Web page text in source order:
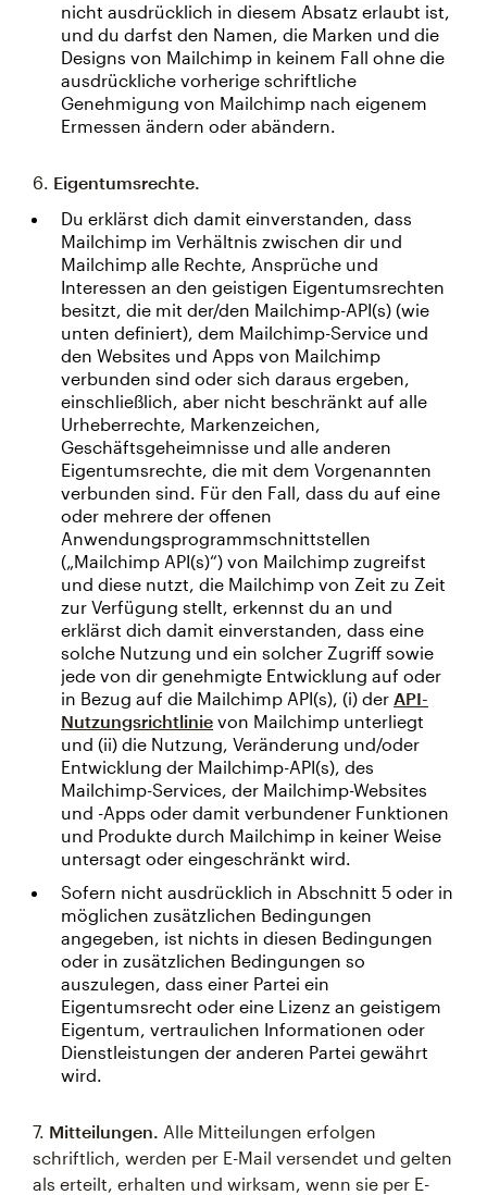
nicht ausdrücklich in diesem Absatz erlaubt ist,
und du darfst den Namen, die Marken und die
Designs von Mailchimp in keinem Fall ohne die
ausdrückliche vorherige schriftliche
Genehmigung von Mailchimp nach eigenem
Ermessen ändern oder abändern.
6. Eigentumsrechte.
Du erklärst dich damit einverstanden, dass
Mailchimp im Verhältnis zwischen dir und
Mailchimp alle Rechte, Ansprüche und
Interessen an den geistigen Eigentumsrechten
besitzt, die mit der/den Mailchimp-API(s) (wie
unten definiert), dem Mailchimp-Service und
den Websites und Apps von Mailchimp
verbunden sind oder sich daraus ergeben,
einschließlich, aber nicht beschränkt auf alle
Urheberrechte, Markenzeichen,
Geschäftsgeheimnisse und alle anderen
Eigentumsrechte, die mit dem Vorgenannten
verbunden sind. Für den Fall, dass du auf eine
oder mehrere der offenen
Anwendungsprogrammschnittstellen
(„Mailchimp API(s)“) von Mailchimp zugreifst
und diese nutzt, die Mailchimp von Zeit zu Zeit
zur Verfügung stellt, erkennst du an und
erklärst dich damit einverstanden, dass eine
solche Nutzung und ein solcher Zugriff sowie
jede von dir genehmigte Entwicklung auf oder
in Bezug auf die Mailchimp API(s), (i) der API-
Nutzungsrichtlinie von Mailchimp unterliegt
und (ii) die Nutzung, Veränderung und/oder
Entwicklung der Mailchimp-API(s), des
Mailchimp-Services, der Mailchimp-Websites
und -Apps oder damit verbundener Funktionen
und Produkte durch Mailchimp in keiner Weise
untersagt oder eingeschränkt wird.
Sofern nicht ausdrücklich in Abschnitt 5 oder in
möglichen zusätzlichen Bedingungen
angegeben, ist nichts in diesen Bedingungen
oder in zusätzlichen Bedingungen so
auszulegen, dass einer Partei ein
Eigentumsrecht oder eine Lizenz an geistigem
Eigentum, vertraulichen Informationen oder
Dienstleistungen der anderen Partei gewährt
wird.
7. Mitteilungen. Alle Mitteilungen erfolgen
schriftlich, werden per E-Mail versendet und gelten
als erteilt, erhalten und wirksam, wenn sie per E-